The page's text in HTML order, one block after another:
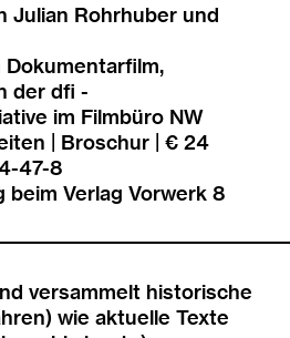
Julian Rohrhuber und
Dokumentarfilm,
der dfi -
im Filmbüro NW
| Broschur | € 24
47-8
beim Verlag Vorwerk 8
versammelt historische
wie aktuelle Texte